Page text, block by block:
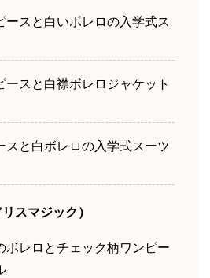
ースと白いボレロの入学式ス
ースと白襟ボレロジャケット
スと白ボレロの入学式スーツ
スマジック）
ボレロとチェック柄ワンピー